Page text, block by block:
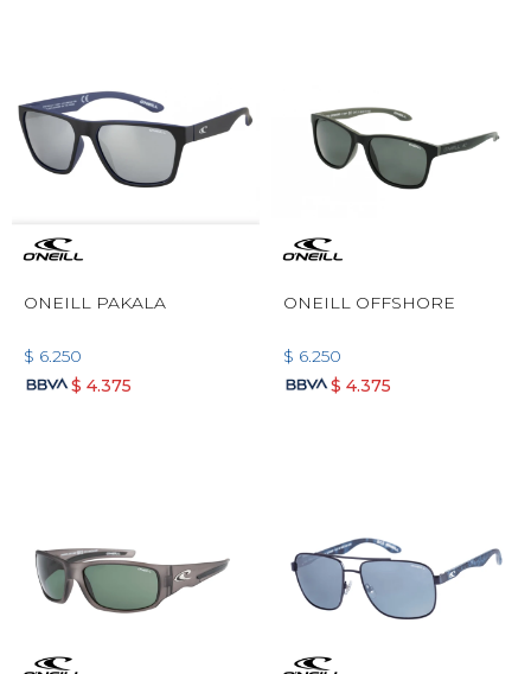
ONEILL PAKALA
$ 6.250
$ 4.375
ONEILL OFFSHORE
$ 6.250
$ 4.375